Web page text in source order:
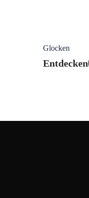
Glocken
Entdecken